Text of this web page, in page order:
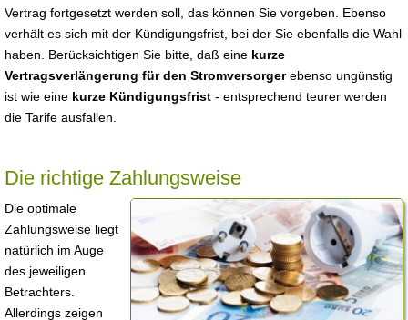
Vertrag fortgesetzt werden soll, das können Sie vorgeben. Ebenso
verhält es sich mit der Kündigungsfrist, bei der Sie ebenfalls die Wahl
haben. Berücksichtigen Sie bitte, daß eine kurze
Vertragsverlängerung für den Stromversorgerebenso ungünstig
ist wie eine kurze Kündigungsfrist - entsprechend teurer werden
die Tarife ausfallen.
Die richtige Zahlungsweise
Die optimale
Zahlungsweise liegt
natürlich im Auge
des jeweiligen
Betrachters.
Allerdings zeigen